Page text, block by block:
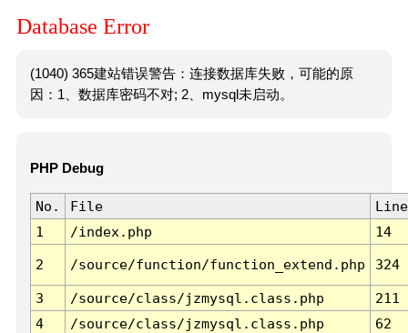
Database Error
(1040) 365建站错误警告：连接数据库失败，可能的原
因：1、数据库密码不对; 2、mysql未启动。
PHP Debug
No. File
Line
1
/index.php 14
2 /source/function/function_extend.php 324
3 /source/class/jzmysql.class.php
211
4
/source/class/jzmysql.class.php
62